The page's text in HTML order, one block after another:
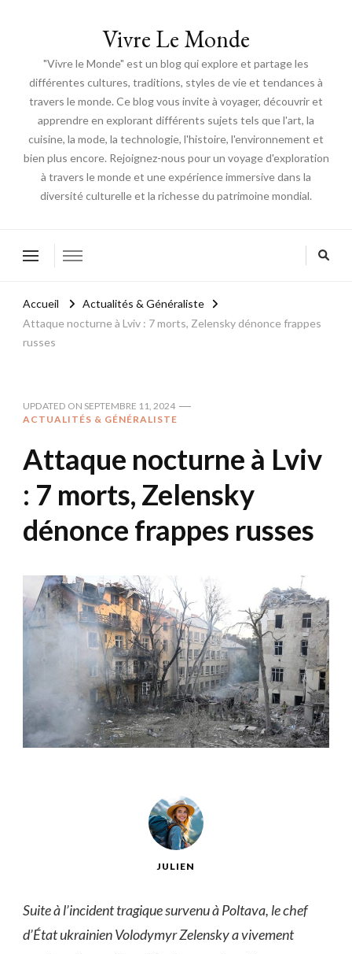
Vivre Le Monde
"Vivre le Monde" est un blog qui explore et partage les
différentes cultures, traditions, styles de vie et tendances à
travers le monde. Ce blog vous invite à voyager, découvrir et
apprendre en explorant différents sujets tels que l'art, la
cuisine, la mode, la technologie, l'histoire, l'environnement et
bien plus encore. Rejoignez-nous pour un voyage d'exploration
à travers le monde et une expérience immersive dans la
diversité culturelle et la richesse du patrimoine mondial.
Accueil
Actualités & Généraliste
Attaque nocturne à Lviv : 7 morts, Zelensky dénonce frappes
russes
UPDATED ON SEPTEMBRE 11, 2024
ACTUALITÉS & GÉNÉRALISTE
Attaque nocturne à Lviv
: 7 morts, Zelensky
dénonce frappes russes
JULIEN
Suite à l’incident tragique survenu à Poltava, le chef
d’État ukrainien Volodymyr Zelensky a vivement